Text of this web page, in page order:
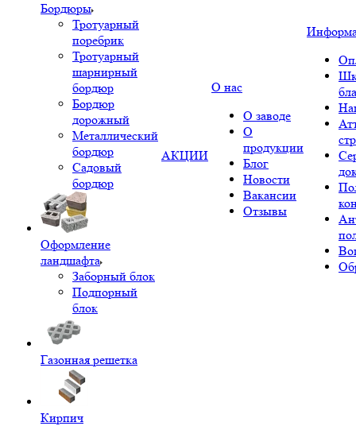
Бордюры
Тротуарный
поребрик
Тротуарный
шарнирный
бордюр
Бордюр
дорожный
Металлический
бордюр
Садовый
бордюр
Оформление
ландшафта
Заборный блок
Подпорный
блок
Газонная решетка
Кирпич
АКЦИИ
О нас
О заводе
О
продукции
Блог
Новости
Вакансии
Отзывы